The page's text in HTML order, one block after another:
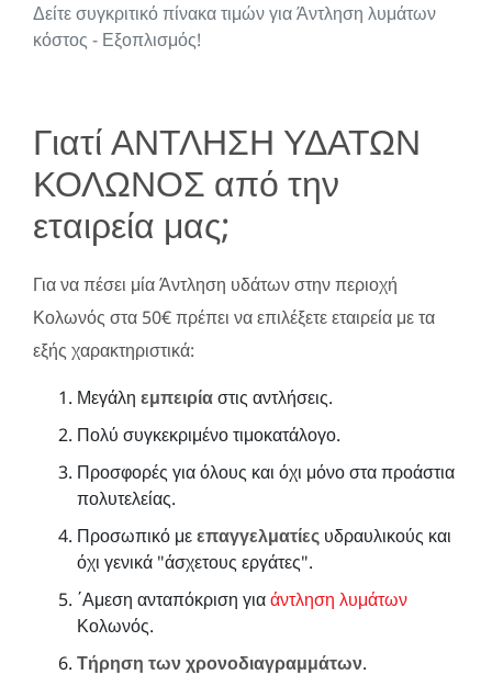
Δείτε συγκριτικό πίνακα τιμών για Άντληση λυμάτων
κόστος - Εξοπλισμός!
Γιατί ΑΝΤΛΗΣΗ ΥΔΑΤΩΝ
ΚΟΛΩΝΟΣ από την
εταιρεία μας;
Για να πέσει μία Άντληση υδάτων στην περιοχή
Κολωνός στα 50€ πρέπει να επιλέξετε εταιρεία με τα
εξής χαρακτηριστικά:
Μεγάλη εμπειρίαστις αντλήσεις.
Πολύ συγκεκριμένο τιμοκατάλογο.
Προσφορές για όλους και όχι μόνο στα προάστια
πολυτελείας.
Προσωπικό μεεπαγγελματίες υδραυλικούς και
όχι γενικά "άσχετους εργάτες".
΄Αμεση ανταπόκριση γιαάντληση λυμάτων
Κολωνός.
Τήρηση των χρονοδιαγραμμάτων.